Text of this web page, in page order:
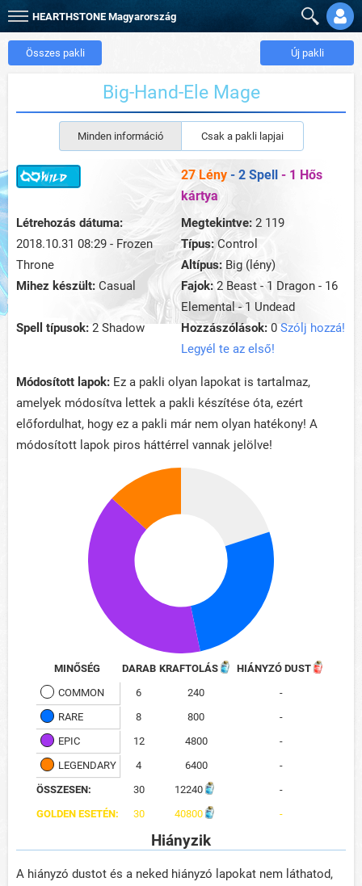
HEARTHSTONE Magyarország
Összes pakli Új pakli
Big-Hand-Ele Mage
Minden információ Csak a pakli lapjai
27 Lény - 2 Spell - 1 Hős
kártya
Létrehozás dátuma:
2018.10.31 08:29 - Frozen
Throne
Megtekintve: 2 119
Típus:Control
Altípus: Big (lény)
Mihez készült: Casual Fajok:2 Beast - 1 Dragon - 16
Elemental - 1 Undead
Spell típusok: 2 Shadow Hozzászólások: 0Szólj hozzá!
Legyél te az első!
Módosított lapok: Ez a pakli olyan lapokat is tartalmaz,
amelyek módosítva lettek a pakli készítése óta, ezért
előfordulhat, hogy ez a pakli már nem olyan hatékony! A
módosított lapok piros háttérrel vannak jelölve!
MINŐSÉG DARAB KRAFTOLÁS
HIÁNYZÓ DUST
COMMON
6 240
-
RARE
8 800
-
EPIC
12 4800
-
LEGENDARY
4 6400
-
ÖSSZESEN:
30 12240
-
GOLDEN ESETÉN:
30 40800 -
Hiányzik
A hiányzó dustot és a neked hiányzó lapokat nem láthatod,